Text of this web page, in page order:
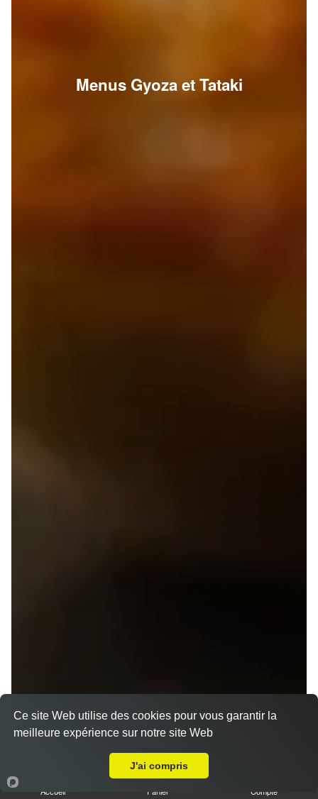
Menus Gyoza et Tataki
Accueil Panier Compte
Ce site Web utilise des cookies pour vous garantir la
meilleure expérience sur notre site Web
J'ai compris